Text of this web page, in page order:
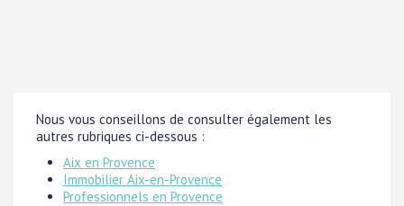
Nous vous conseillons de consulter également les
autres rubriques ci-dessous :
Aix en Provence
Immobilier Aix-en-Provence
Professionnels en Provence